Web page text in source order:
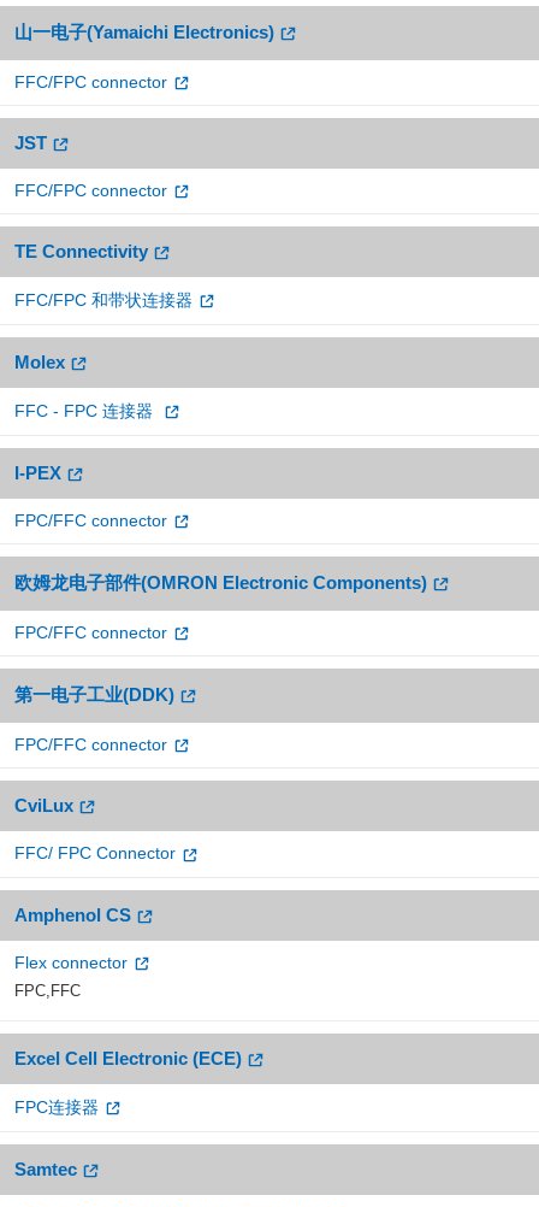
山一电子(Yamaichi Electronics)
FFC/FPC connector
JST
FFC/FPC connector
TE Connectivity
FFC/FPC 和带状连接器
Molex
FFC - FPC 连接器
I-PEX
FPC/FFC connector
欧姆龙电子部件(OMRON Electronic Components)
FPC/FFC connector
第一电子工业(DDK)
FPC/FFC connector
CviLux
FFC/ FPC Connector
Amphenol CS
Flex connector
FPC,FFC
Excel Cell Electronic (ECE)
FPC连接器
Samtec